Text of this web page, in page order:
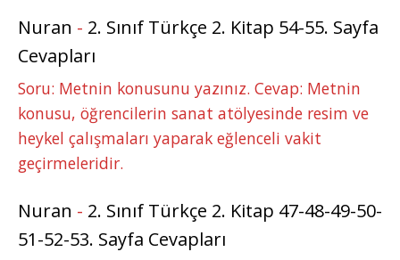
Nuran - 2. Sınıf Türkçe 2. Kitap 54-55. Sayfa
Cevapları
Soru: Metnin konusunu yazınız. Cevap: Metnin
konusu, öğrencilerin sanat atölyesinde resim ve
heykel çalışmaları yaparak eğlenceli vakit
geçirmeleridir.
Nuran - 2. Sınıf Türkçe 2. Kitap 47-48-49-50-
51-52-53. Sayfa Cevapları